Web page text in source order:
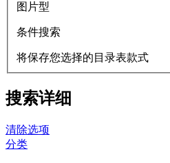
图片型
条件搜索
将保存您选择的目录表款式
搜索详细
清除选项
分类